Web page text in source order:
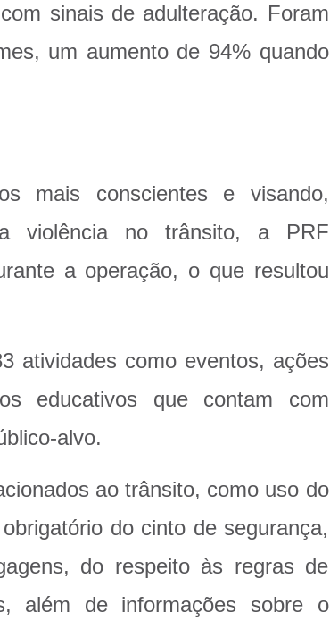
sinais de adulteração. Foram
um aumento de 94% quando
mais conscientes e visando,
violência no trânsito, a PRF
a operação, o que resultou
atividades como eventos, ações
educativos que contam com
alvo.
ao trânsito, como uso do
do cinto de segurança,
do respeito às regras de
além de informações sobre o